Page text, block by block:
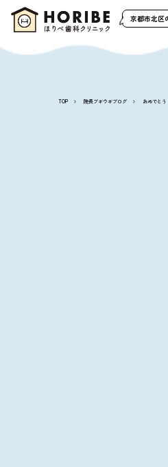
京都市北区
TOP 院長ブギウギブログ おめでとう